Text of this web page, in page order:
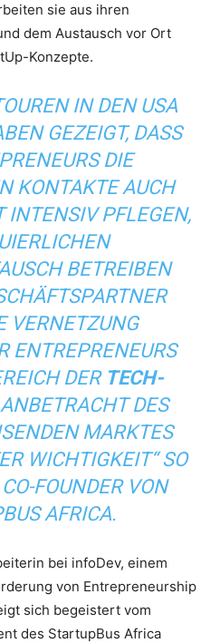
sie aus ihren
dem Austausch vor Ort
Konzepte.
IN DEN USA
GEZEIGT, DASS
DIE
KONTAKTE AUCH
INTENSIV PFLEGEN,
BETREIBEN
VERNETZUNG
ENTREPRENEURS
DER TECH-
DES
MARKTES
WICHTIGKEIT“ SO
FOUNDER VON
AFRICA.
bei infoDev, einem
von Entrepreneurship
sich begeistert vom
des StartupBus Africa